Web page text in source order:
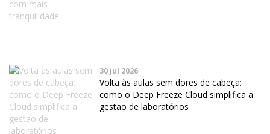
30 jul 2026
Volta às aulas sem dores de cabeça:
como o Deep Freeze Cloud simplifica a
gestão de laboratórios